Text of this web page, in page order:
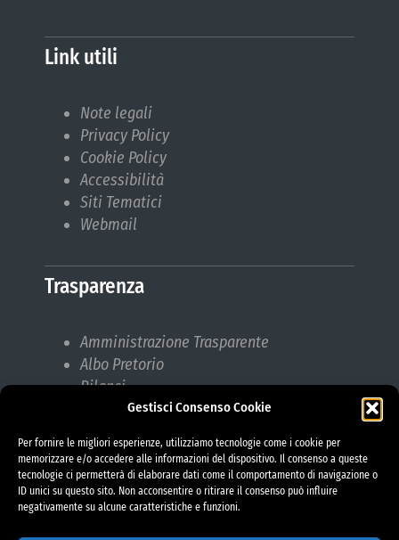
Gestisci Consenso Cookie
Per fornire le migliori esperienze, utilizziamo tecnologie come i cookie per
memorizzare e/o accedere alle informazioni del dispositivo. Il consenso a queste
tecnologie ci permetterà di elaborare dati come il comportamento di navigazione o
ID unici su questo sito. Non acconsentire o ritirare il consenso può influire
negativamente su alcune caratteristiche e funzioni.
Link utili
Note legali
Privacy Policy
Cookie Policy
Accessibilità
Siti Tematici
Webmail
Trasparenza
Amministrazione Trasparente
Albo Pretorio
Bilanci
Bandi di gara
Responsabile protezione dati (RPD)